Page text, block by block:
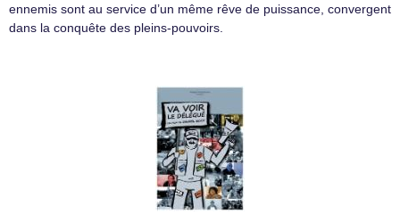
ennemis sont au service d’un même rêve de puissance, convergent
dans la conquête des pleins-pouvoirs.